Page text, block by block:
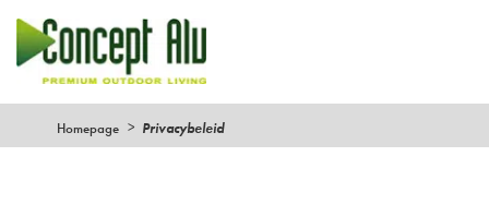
Homepage Privacybeleid